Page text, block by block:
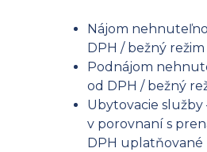
Nájom
DPH / bežný režim
Podnájom
od DPH / bežný
Ubytovacie
v porovnaní s
DPH